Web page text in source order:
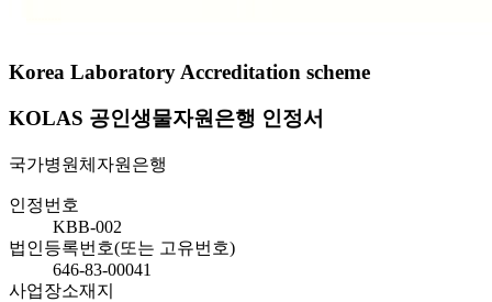
Korea Laboratory Accreditation scheme
KOLAS 공인생물자원은행 인정서
국가병원체자원은행
인정번호
KBB-002
법인등록번호(또는 고유번호)
646-83-00041
사업장소재지